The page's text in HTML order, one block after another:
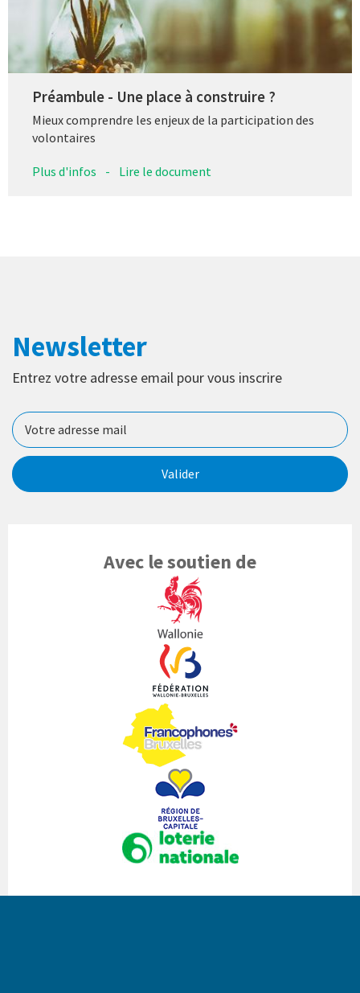
Préambule - Une place à construire ?
Mieux comprendre les enjeux de la participation des
volontaires
Plus d'infos - Lire le document
Newsletter
Entrez votre adresse email pour vous inscrire
Valider
Avec le soutien de